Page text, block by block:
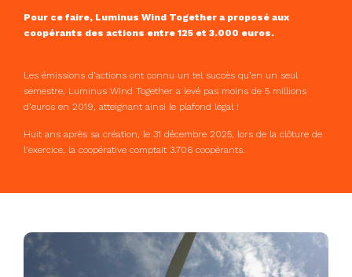
Pour ce faire, Luminus Wind Together a proposé aux
coopérants des actions entre 125 et 3.000 euros.
Les émissions d’actions ont connu un tel succès qu’en un seul
semestre, Luminus Wind Together a levé pas moins de 5 millions
d’euros en 2019, atteignant ainsi le plafond légal !
Huit ans après sa création, le 31 décembre 2025, lors de la clôture de
l’exercice, la coopérative comptait 3.706 coopérants.